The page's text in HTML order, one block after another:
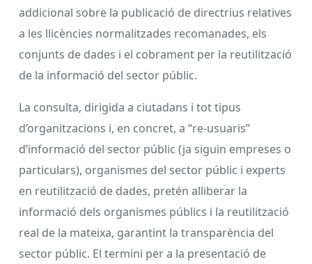
addicional sobre la publicació de directrius relatives
a les llicències normalitzades recomanades, els
conjunts de dades i el cobrament per la reutilització
de la informació del sector públic.
La consulta, dirigida a ciutadans i tot tipus
d’organitzacions i, en concret, a “re-usuaris”
d’informació del sector públic (ja siguin empreses o
particulars), organismes del sector públic i experts
en reutilització de dades, pretén alliberar la
informació dels organismes públics i la reutilització
real de la mateixa, garantint la transparència del
sector públic. El termini per a la presentació de